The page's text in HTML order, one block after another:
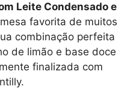
Leite Condensado e
favorita de muitos
combinação perfeita
de limão e base doce
finalizada com